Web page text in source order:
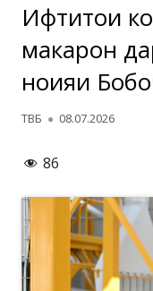
Ифтитоҳи
макарон
ноҳияи
Автор
ТВБ Опубликовано
08.07.2026
86